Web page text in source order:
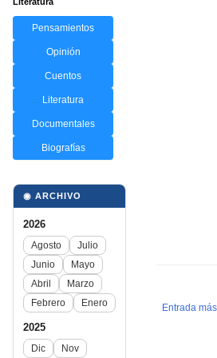
Entrada
Pensamientos
Opinión
Cuentos
Literatura
Documentales
Biografías
◉ ARCHIVO
2026
Agosto
Julio
Junio
Mayo
Abril
Marzo
Febrero
Enero
2025
Dic
Nov